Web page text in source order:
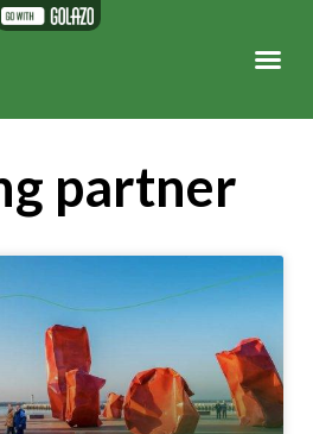
partner